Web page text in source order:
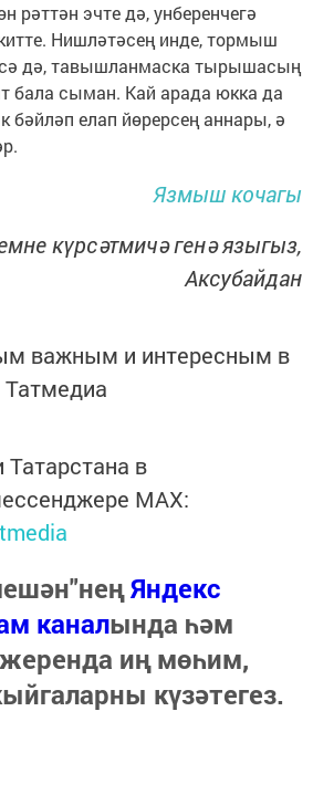
рәттән эчте дә, унберенчегә
Нишләтәсең инде, тормыш
дә, тавышланмаска тырышасың
бала сыман. Кай арада юкка да
бәйләп елап йөрерсең аннары, ә
Язмыш кочагы
күрсәтмичә генә языгыз,
Аксубайдан
важным и интересным в
Татмедиа
Татарстана в
MАХ:
Яндекс
каналында һәм
иң мөһим,
күзәтегез.